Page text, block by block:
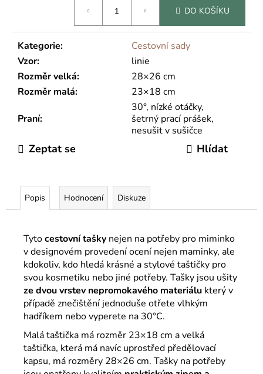
DO KOŠÍKU
Kategorie:
Cestovní sady
Vzor:
linie
Rozměr velká:
28×26 cm
Rozměr malá: 23×18 cm
Praní:
30°, nízké otáčky,
šetrný prací prášek,
nesušit v sušičce
Zeptat se Hlídat
Popis Hodnocení Diskuze
Tytocestovnítašky nejen na potřeby pro miminko
v designovém provedení ocení nejen maminky, ale
kdokoliv, kdo hledá krásné a stylové taštičky pro
svou kosmetiku nebo jiné potřeby. Tašky jsou ušity
ze dvou vrstev nepromokavého materiálu který v
případě znečištění jednoduše otřete vlhkým
hadříkem nebo vyperete na 30°C.
Malá taštička má rozměr 23×18 cm a velká
taštička, která má navíc uprostřed předělovací
kapsu, má rozměry 28×26 cm. Tašky na potřeby